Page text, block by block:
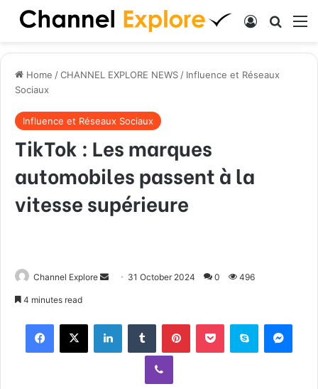
Log In
Home /CHANNEL EXPLORE NEWS / Influence et Réseaux
Sociaux
Influence et Réseaux Sociaux
TikTok : Les marques
automobiles passent à la
vitesse supérieure
Channel Explore
a
31 October 2024 0 496
4 minutes read
Viber